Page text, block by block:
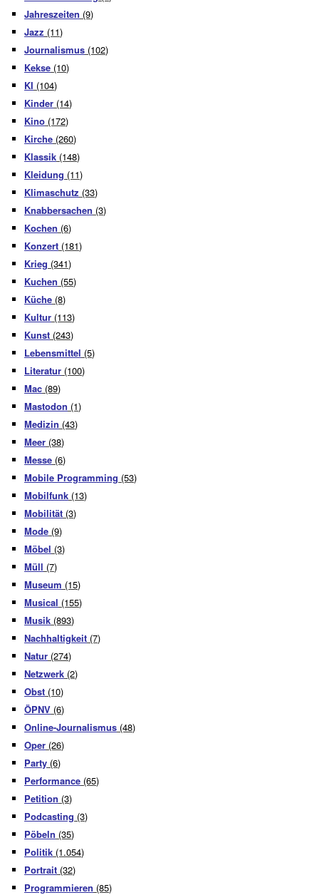
Jahreszeiten (9)
Jazz (11)
Journalismus (102)
Kekse (10)
KI (104)
Kinder (14)
Kino (172)
Kirche (260)
Klassik (148)
Kleidung (11)
Klimaschutz (33)
Knabbersachen (3)
Kochen (6)
Konzert (181)
Krieg (341)
Kuchen (55)
Küche (8)
Kultur (113)
Kunst (243)
Lebensmittel (5)
Literatur (100)
Mac (89)
Mastodon (1)
Medizin (43)
Meer (38)
Messe (6)
Mobile Programming (53)
Mobilfunk (13)
Mobilität (3)
Mode (9)
Möbel (3)
Müll (7)
Museum (15)
Musical (155)
Musik (893)
Nachhaltigkeit (7)
Natur (274)
Netzwerk (2)
Obst (10)
ÖPNV (6)
Online-Journalismus (48)
Oper (26)
Party (6)
Performance (65)
Petition (3)
Podcasting (3)
Pöbeln (35)
Politik (1.054)
Portrait (32)
Programmieren (85)